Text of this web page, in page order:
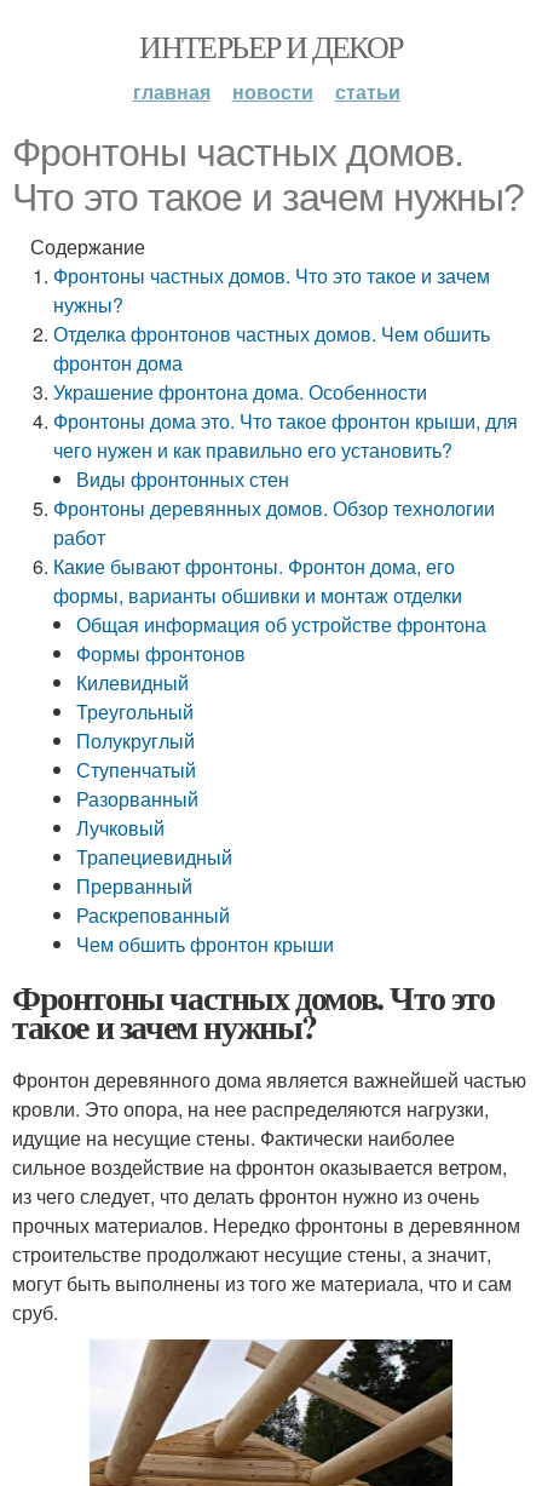
ИНТЕРЬЕР И ДЕКОР
главная новости статьи
Фронтоны частных домов.
Что это такое и зачем нужны?
Содержание
Фронтоны частных домов. Что это такое и зачем
нужны?
Отделка фронтонов частных домов. Чем обшить
фронтон дома
Украшение фронтона дома. Особенности
Фронтоны дома это. Что такое фронтон крыши, для
чего нужен и как правильно его установить?
Виды фронтонных стен
Фронтоны деревянных домов. Обзор технологии
работ
Какие бывают фронтоны. Фронтон дома, его
формы, варианты обшивки и монтаж отделки
Общая информация об устройстве фронтона
Формы фронтонов
Килевидный
Треугольный
Полукруглый
Ступенчатый
Разорванный
Лучковый
Трапециевидный
Прерванный
Раскрепованный
Чем обшить фронтон крыши
Фронтоны частных домов. Что это
такое и зачем нужны?
Фронтон деревянного дома является важнейшей частью
кровли. Это опора, на нее распределяются нагрузки,
идущие на несущие стены. Фактически наиболее
сильное воздействие на фронтон оказывается ветром,
из чего следует, что делать фронтон нужно из очень
прочных материалов. Нередко фронтоны в деревянном
строительстве продолжают несущие стены, а значит,
могут быть выполнены из того же материала, что и сам
сруб.